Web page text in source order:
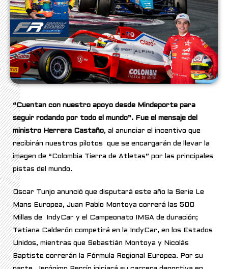
“Cuentan con nuestro apoyo desde Mindeporte para
seguir rodando por todo el mundo”. Fue el mensaje del
ministro Herrera Castaño, al anunciar el incentivo que
recibirán nuestros pilotos que se encargarán de llevar la
imagen de “Colombia Tierra de Atletas” por las principales
pistas del mundo.
Oscar Tunjo anunció que disputará este año la Serie Le
Mans Europea, Juan Pablo Montoya correrá las 500
Millas de IndyCar y el Campeonato IMSA de duración;
Tatiana Calderón competirá en la IndyCar, en los Estados
Unidos, mientras que Sebastián Montoya y Nicolás
Baptiste correrán la Fórmula Regional Europea. Por su